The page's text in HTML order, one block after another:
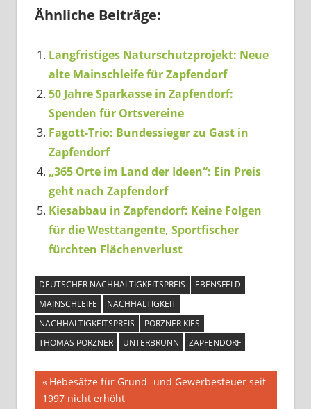
Ähnliche Beiträge:
Langfristiges Naturschutzprojekt: Neue
alte Mainschleife für Zapfendorf
50 Jahre Sparkasse in Zapfendorf:
Spenden für Ortsvereine
Fagott-Trio: Bundessieger zu Gast in
Zapfendorf
„365 Orte im Land der Ideen“: Ein Preis
geht nach Zapfendorf
Kiesabbau in Zapfendorf: Keine Folgen
für die Westtangente, Sportfischer
fürchten Flächenverlust
DEUTSCHER NACHHALTIGKEITSPREIS
EBENSFELD
MAINSCHLEIFE
NACHHALTIGKEIT
NACHHALTIGKEITSPREIS
PORZNER KIES
THOMAS PORZNER
UNTERBRUNN ZAPFENDORF
Beitragsnavigation
Vorheriger
Beitrag:
Hebesätze für Grund- und Gewerbesteuer seit
1997 nicht erhöht